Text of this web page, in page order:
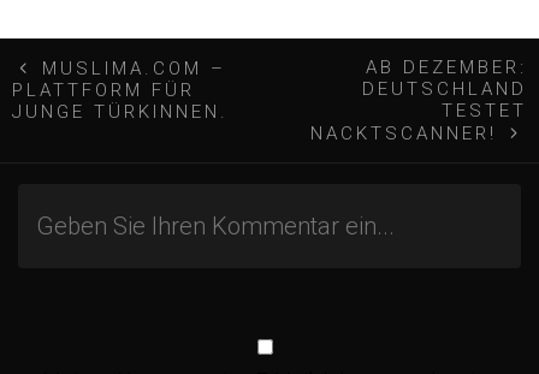
B
e
MUSLIMA.COM –
PLATTFORM FÜR
JUNGE TÜRKINNEN.
AB DEZEMBER:
DEUTSCHLAND
TESTET
NACKTSCANNER!